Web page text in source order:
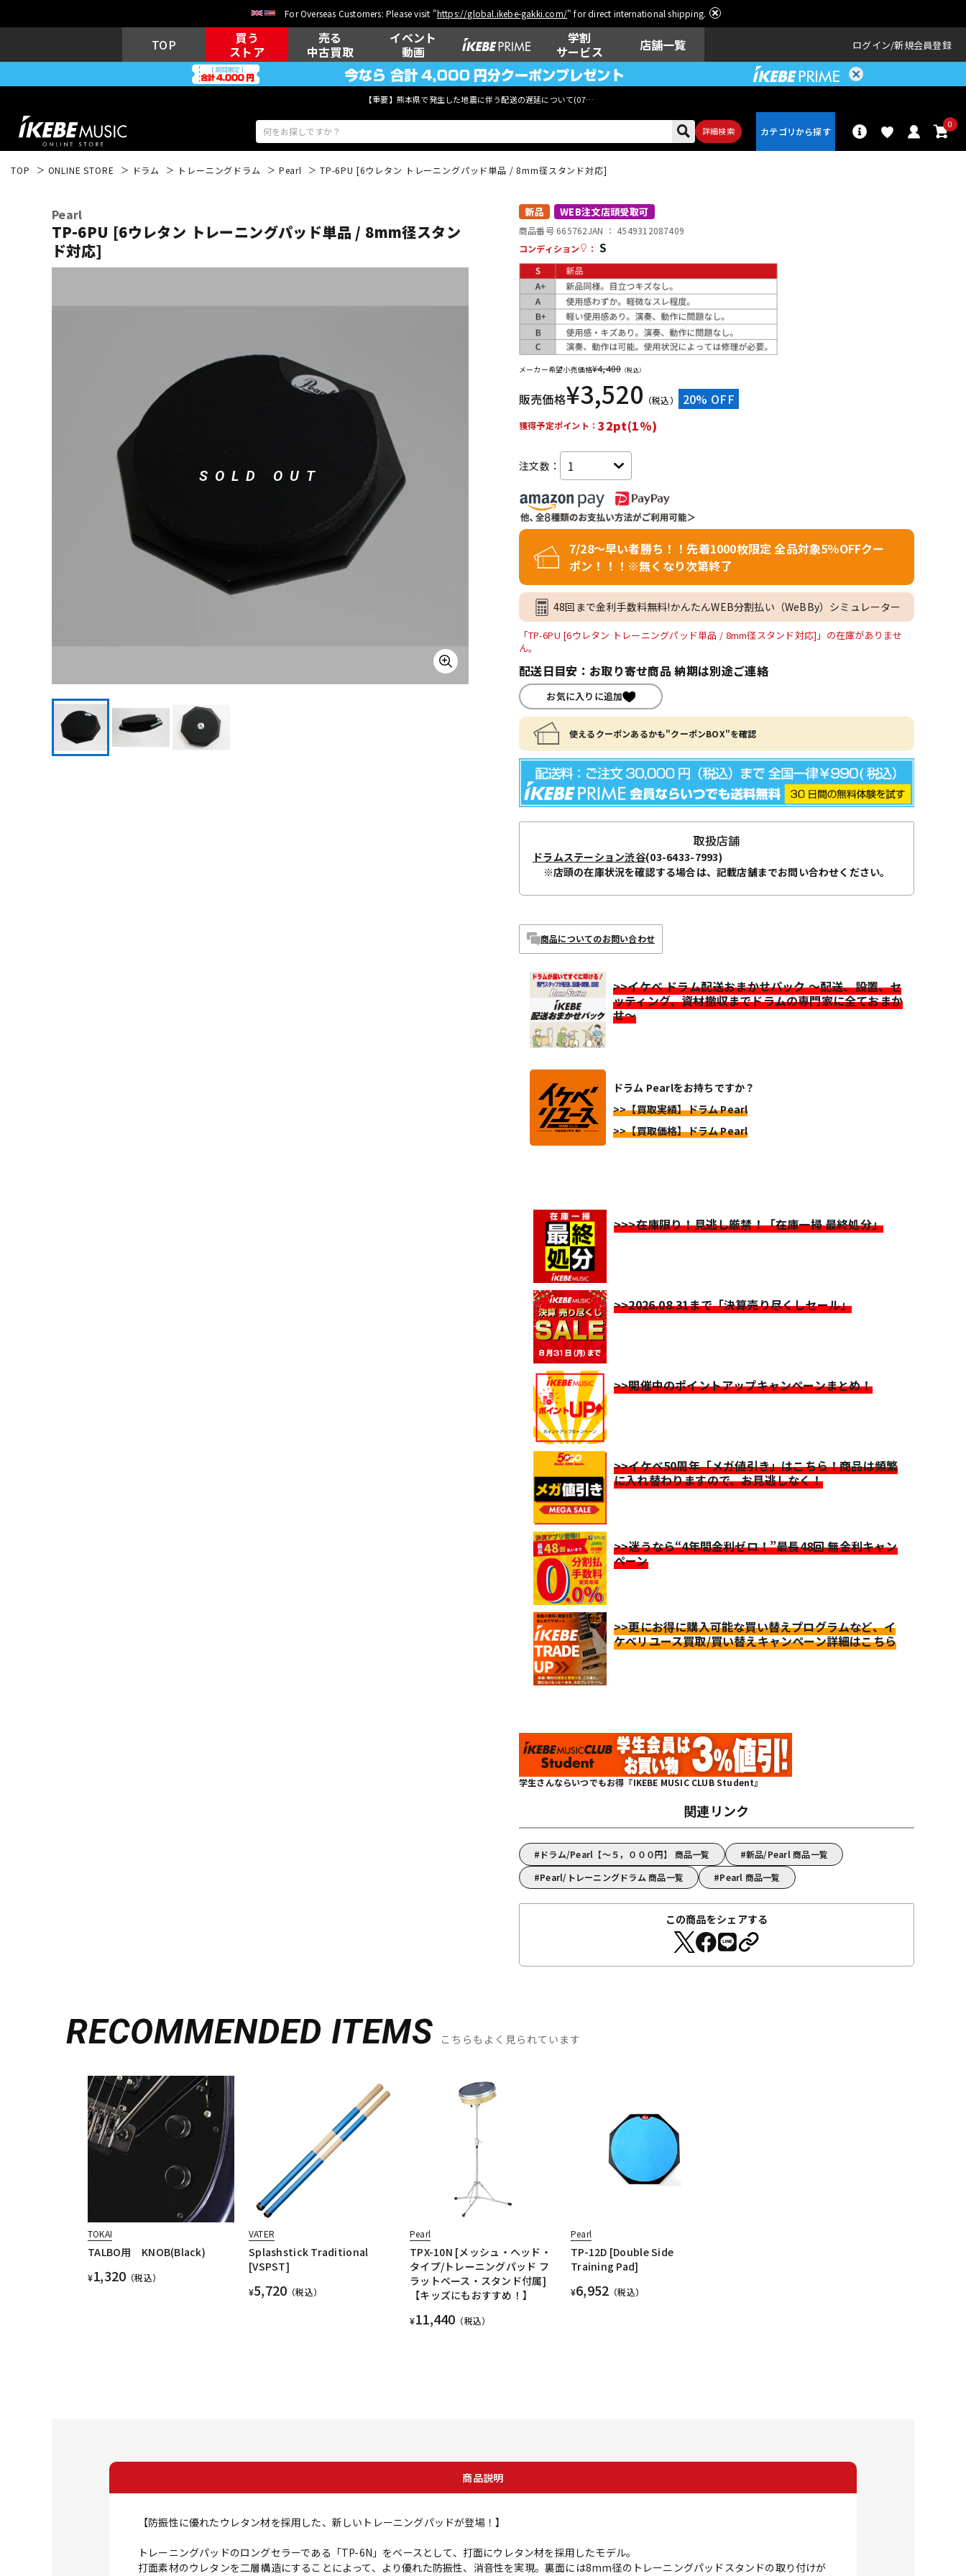
For Overseas Customers: Please visit "https://global.ikebe-gakki.com/" for direct international shipping.
TOP
買う
ストア
売る
中古買取
イベント
動画
学割
サービス
店舗一覧 ログイン 新規会員登録
【重要】熊本県で発生した地震に伴う配送の遅延について(07月29日
詳細検索
0
ウクレレ
キーボード 電子ピアノ 管楽器 その他楽器
レコーディン
グ機器
配信/ライブ
機器
TOP ONLINE STORE ドラム トレーニングドラム Pearl TP-6PU [6ウレタン トレーニングパッド単品 / 8mm径スタンド対応]
Pearl
TP-6PU [6ウレタン トレーニングパッド単品 / 8mm径スタン
ド対応]
SOLD OUT
新品 WEB注文店頭受取可
商品番号 665762JAN ： 4549312087409
コンディション
： S
メーカー希望小売価格¥4,400 （税込）
販売価格¥3,520 （税込） 20% OFF
獲得予定ポイント：32pt(1%)
注文数：
7/28～早い者勝ち！！先着1000枚限定 全品対象5％OFFクー
ポン！！！※無くなり次第終了
48回まで金利手数料無料!かんたんWEB分割払い（WeBBy）シミュレーター
「TP-6PU [6ウレタン トレーニングパッド単品 / 8mm径スタンド対応]」の在庫がありませ
ん。
配送日目安：お取り寄せ商品 納期は別途ご連絡
お気に入りに追加
使えるクーポンあるかも"クーポンBOX"を確認
取扱店舗
ドラムステーション渋谷(03-6433-7993)
※店頭の在庫状況を確認する場合は、記載店舗までお問い合わせください。
商品についてのお問い合わせ
>>イケベ ドラム配送おまかせパック ～配送、設置、セ
ッティング、資材撤収までドラムの専門家に全ておまか
せ～
ドラム Pearlをお持ちですか？
>>【買取実績】ドラム Pearl
>>【買取価格】ドラム Pearl
>>>在庫限り！見逃し厳禁！「在庫一掃 最終処分」
>>2026.08.31まで「決算売り尽くしセール」
>>開催中のポイントアップキャンペーンまとめ！
>>イケベ50周年「メガ値引き」はこちら！商品は頻繁
に入れ替わりますので、お見逃しなく！
>>迷うなら“4年間金利ゼロ！”最長48回 無金利キャン
ペーン
>>更にお得に購入可能な買い替えプログラムなど、イ
ケベリユース買取/買い替えキャンペーン詳細はこちら
学生さんならいつでもお得『IKEBE MUSIC CLUB Student』
関連リンク
ドラム/Pearl【～５，０００円】 商品一覧
新品/Pearl 商品一覧
Pearl/トレーニングドラム 商品一覧
Pearl 商品一覧
この商品をシェアする
RECOMMENDED ITEMS こちらもよく見られています
TOKAI
TALBO用 KNOB(Black)
¥1,320 （税込）
VATER
Splashstick Traditional
[VSPST]
¥5,720 （税込）
Pearl
TPX-10N [メッシュ・ヘッド・
タイプ/トレーニングパッド フ
ラットベース・スタンド付属]
【キッズにもおすすめ！】
¥11,440 （税込）
Pearl
TP-12D [Double Side
Training Pad]
¥6,952 （税込）
商品説明
【防振性に優れたウレタン材を採用した、新しいトレーニングパッドが登場！】
トレーニングパッドのロングセラーである「TP-6N」をベースとして、打面にウレタン材を採用したモデル。
打面素材のウレタンを二層構造にすることによって、より優れた防振性、消音性を実現。裏面には8mm径のトレーニングパッドスタンドの取り付けが